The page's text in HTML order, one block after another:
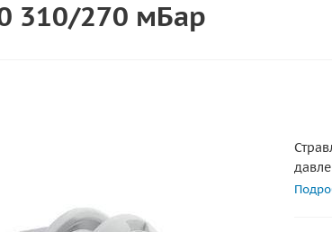
310/270 мБар